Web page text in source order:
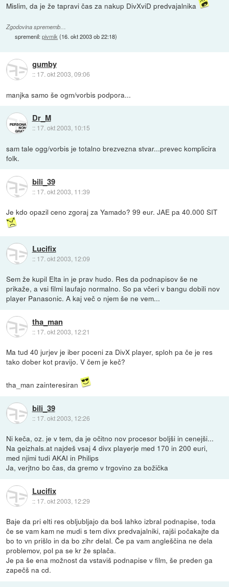
Mislim, da je že tapravi čas za nakup DivXviD predvajalnika
Zgodovina sprememb…
spremenil:pivmik(16. okt 2003 ob 22:18)
gumby
:: 17. okt 2003, 09:06
manjka samo še ogm/vorbis podpora...
Dr_M
:: 17. okt 2003, 10:15
sam tale ogg/vorbis je totalno brezvezna stvar...prevec komplicira
folk.
bili_39
:: 17. okt 2003, 11:39
Je kdo opazil ceno zgoraj za Yamado? 99 eur. JAE pa 40.000 SIT
Lucifix
:: 17. okt 2003, 12:09
Sem že kupil Elta in je prav hudo. Res da podnapisov še ne
prikaže, a vsi filmi laufajo normalno. So pa včeri v bangu dobili nov
player Panasonic. A kaj več o njem še ne vem...
tha_man
:: 17. okt 2003, 12:21
Ma tud 40 jurjev je iber poceni za DivX player, sploh pa če je res
tako dober kot pravijo. V čem je keč?
tha_man zainteresiran
bili_39
:: 17. okt 2003, 12:26
Ni keča, oz. je v tem, da je očitno nov procesor boljši in cenejši...
Na geizhals.at najdeš vsaj 4 divx playerje med 170 in 200 euri,
med njimi tudi AKAI in Philips
Ja, verjtno bo čas, da gremo v trgovino za božička
Lucifix
:: 17. okt 2003, 12:29
Baje da pri elti res obljubljajo da boš lahko izbral podnapise, toda
če se vam kam ne mudi s tem divx predvajalniki, rajši počakajte da
bo to vn prišlo in da bo zihr delal. Če pa vam angleščina ne dela
problemov, pol pa se kr že splača.
Je pa še ena možnost da vstaviš podnapise v film, še preden ga
zapečš na cd.